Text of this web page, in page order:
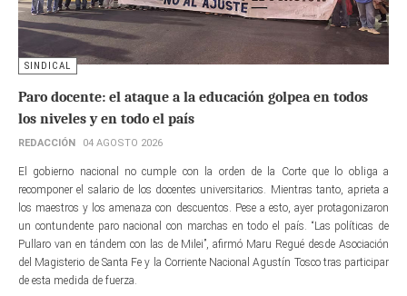
SINDICAL
Paro docente: el ataque a la educación golpea en todos
los niveles y en todo el país
REDACCIÓN 04 AGOSTO 2026
El gobierno nacional no cumple con la orden de la Corte que lo obliga a
recomponer el salario de los docentes universitarios. Mientras tanto, aprieta a
los maestros y los amenaza con descuentos. Pese a esto, ayer protagonizaron
un contundente paro nacional con marchas en todo el país. “Las políticas de
Pullaro van en tándem con las de Milei”, afirmó Maru Regué desde Asociación
del Magisterio de Santa Fe y la Corriente Nacional Agustín Tosco tras participar
de esta medida de fuerza.